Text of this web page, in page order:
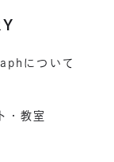
について
・教室